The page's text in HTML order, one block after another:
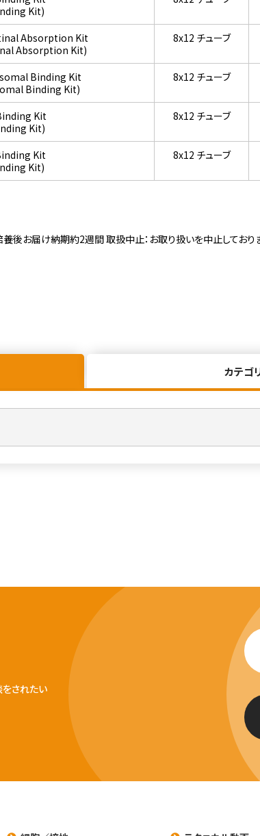
Kit)
Absorption Kit
Absorption Kit)
8x12 チューブ
Binding Kit
Binding Kit)
8x12 チューブ
Kit
Kit)
8x12 チューブ
Kit
Kit)
8x12 チューブ
お届け納期約2週間 取扱中止：お取り扱いを中止しておりま
カテゴ
をされたい